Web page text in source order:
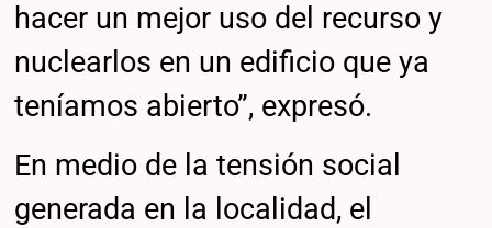
hacer un mejor uso del recurso y
nuclearlos en un edificio que ya
teníamos abierto”, expresó.
En medio de la tensión social
generada en la localidad, el